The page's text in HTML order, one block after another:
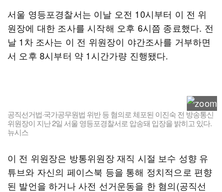
서울 영등포경찰서는 이날 오전 10시부터 이 전 위
원장에 대한 조사를 시작해 오후 6시쯤 종료했다. 전
날 1차 조사는 이 전 위원장이 야간조사를 거부하면
서 오후 8시부터 약 1시간가량 진행됐다.
공직선거법·국가공무원법 위반 등 혐의로 체포된 이진숙 전 방송통신
위원장이 지난 2일 서울 영등포경찰서로 압송돼 입장을 밝히고 있다.
뉴시스
이 전 위원장은 방통위원장 재직 시절 보수 성향 유
튜브와 자신의 페이스북 등을 통해 정치적으로 편향
된 발언을 하거나 사전 선거운동을 한 혐의(공직선